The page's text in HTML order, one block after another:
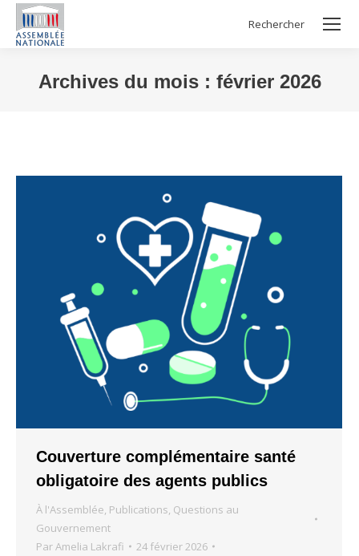
Search:
Rechercher
Archives du mois : février 2026
Couverture complémentaire santé
obligatoire des agents publics
À l'Assemblée, Publications, Questions au
Gouvernement
ParAmelia Lakrafi
24 février 2026